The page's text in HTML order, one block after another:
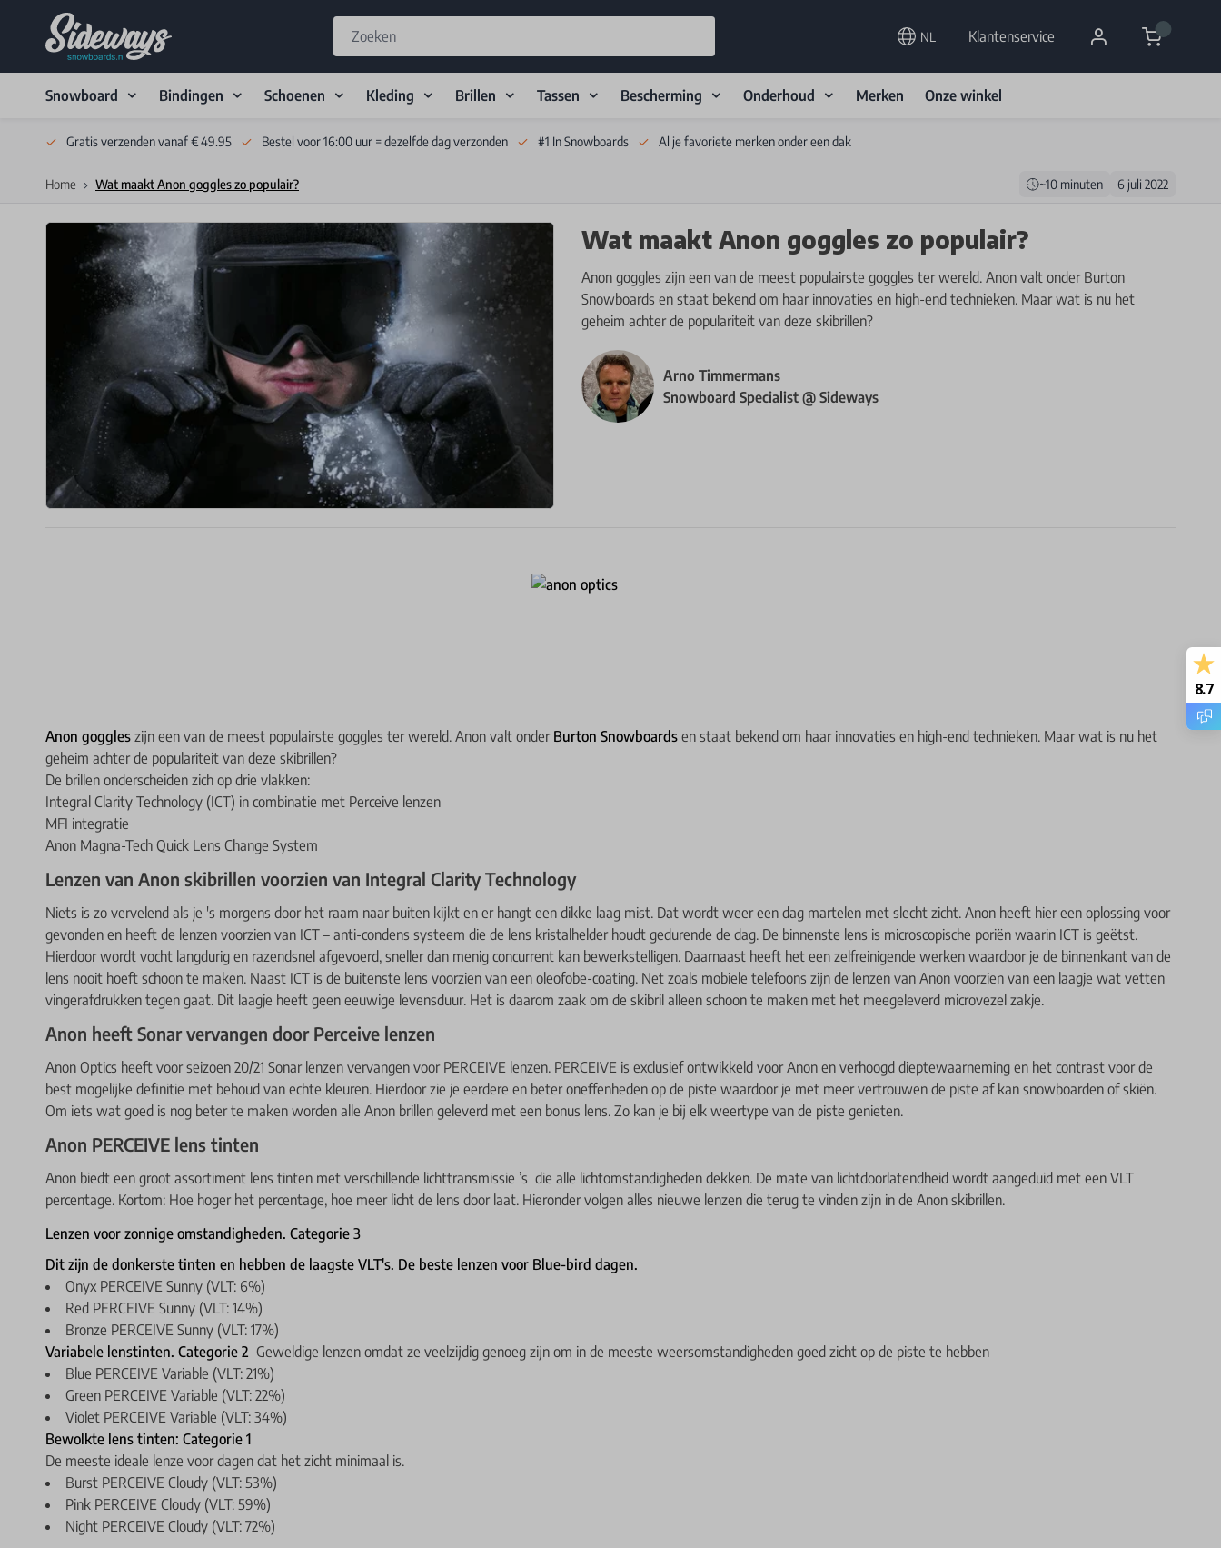
NL Klantenservice Cart
Snowboard Bindingen Schoenen Kleding Brillen Tassen Bescherming Onderhoud Merken Onze winkel
Gratis verzenden vanaf € 49.95 Bestel voor 16:00 uur = dezelfde dag verzonden #1 In Snowboards Al je favoriete merken onder een dak
Home Wat maakt Anon goggles zo populair? ~10 minuten 6 juli 2022
Wat maakt Anon goggles zo populair?
Anon goggles zijn een van de meest populairste goggles ter wereld. Anon valt onder Burton
Snowboards en staat bekend om haar innovaties en high-end technieken. Maar wat is nu het
geheim achter de populariteit van deze skibrillen?
Arno Timmermans
Snowboard Specialist @ Sideways
Anon goggles zijn een van de meest populairste goggles ter wereld. Anon valt onder Burton Snowboards en staat bekend om haar innovaties en high-end technieken. Maar wat is nu het
geheim achter de populariteit van deze skibrillen?
De brillen onderscheiden zich op drie vlakken:
Integral Clarity Technology (ICT) in combinatie met Perceive lenzen
MFI integratie
Anon Magna-Tech Quick Lens Change System
Lenzen van Anon skibrillen voorzien van Integral Clarity Technology
Niets is zo vervelend als je 's morgens door het raam naar buiten kijkt en er hangt een dikke laag mist. Dat wordt weer een dag martelen met slecht zicht. Anon heeft hier een oplossing voor
gevonden en heeft de lenzen voorzien van ICT – anti-condens systeem die de lens kristalhelder houdt gedurende de dag. De binnenste lens is microscopische poriën waarin ICT is geëtst.
Hierdoor wordt vocht langdurig en razendsnel afgevoerd, sneller dan menig concurrent kan bewerkstelligen. Daarnaast heeft het een zelfreinigende werken waardoor je de binnenkant van de
lens nooit hoeft schoon te maken. Naast ICT is de buitenste lens voorzien van een oleofobe-coating. Net zoals mobiele telefoons zijn de lenzen van Anon voorzien van een laagje wat vetten
vingerafdrukken tegen gaat. Dit laagje heeft geen eeuwige levensduur. Het is daarom zaak om de skibril alleen schoon te maken met het meegeleverd microvezel zakje.
Anon heeft Sonar vervangen door Perceive lenzen
Anon Optics heeft voor seizoen 20/21 Sonar lenzen vervangen voor PERCEIVE lenzen. PERCEIVE is exclusief ontwikkeld voor Anon en verhoogd dieptewaarneming en het contrast voor de
best mogelijke definitie met behoud van echte kleuren. Hierdoor zie je eerdere en beter oneffenheden op de piste waardoor je met meer vertrouwen de piste af kan snowboarden of skiën.
Om iets wat goed is nog beter te maken worden alle Anon brillen geleverd met een bonus lens. Zo kan je bij elk weertype van de piste genieten.
Anon PERCEIVE lens tinten
Anon biedt een groot assortiment lens tinten met verschillende lichttransmissie ’s die alle lichtomstandigheden dekken. De mate van lichtdoorlatendheid wordt aangeduid met een VLT
percentage. Kortom: Hoe hoger het percentage, hoe meer licht de lens door laat. Hieronder volgen alles nieuwe lenzen die terug te vinden zijn in de Anon skibrillen.
Lenzen voor zonnige omstandigheden. Categorie 3
Dit zijn de donkerste tinten en hebben de laagste VLT's. De beste lenzen voor Blue-bird dagen.
Onyx PERCEIVE Sunny (VLT: 6%)
Red PERCEIVE Sunny (VLT: 14%)
Bronze PERCEIVE Sunny (VLT: 17%)
Variabele lenstinten. Categorie 2 Geweldige lenzen omdat ze veelzijdig genoeg zijn om in de meeste weersomstandigheden goed zicht op de piste te hebben
Blue PERCEIVE Variable (VLT: 21%)
Green PERCEIVE Variable (VLT: 22%)
Violet PERCEIVE Variable (VLT: 34%)
Bewolkte lens tinten: Categorie 1
De meeste ideale lenze voor dagen dat het zicht minimaal is.
Burst PERCEIVE Cloudy (VLT: 53%)
Pink PERCEIVE Cloudy (VLT: 59%)
Night PERCEIVE Cloudy (VLT: 72%)
8.7